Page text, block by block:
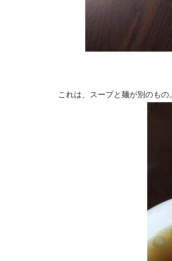
これは、スープと麺が別のもの